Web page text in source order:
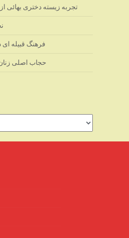
تجربه زیسته دختری بهائی
فرهنگ قبیله ای
حجاب اصلی